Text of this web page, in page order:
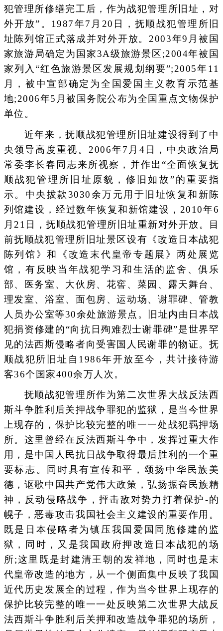
犯管理所修缮完工后，作为战犯管理所旧址，对
外开放”。1987年7月20日，抚顺战犯管理所旧
址陈列馆正式落成并对外开放。2003年9月被国
家旅游局确定为国家3A级旅游景区;2004年被国
家列入“红色旅游景区发展规划纲要”;2005年11
月，被中宣部确定为全国爱国主义教育示范基
地;2006年5月被国务院公布为全国重点文物保护
单位。
近年来，抚顺战犯管理所旧址建设得到了中
央领导高度重视。2006年7月4日，中央政治局
常委李长春同志来所视察，并作出“全面恢复抚
顺战犯管理所旧址原貌，修旧如故”的重要指
示。中央拔款3030余万元用于旧址恢复和新陈
列馆建设，经过数年恢复和新馆建设，2010年6
月21日，抚顺战犯管理所旧址重新对外开放。目
前抚顺战犯管理所旧址景区设有《改造日本战犯
陈列馆》和《改造末代皇帝专题展》两处展览
馆，有反映当年战犯学习和生活的监舍、俱乐
部、医务室、大伙房、花窖、菜园、露天舞台、
理发室、浴室、面包房、运动场、谢罪碑、管教
人员办公室等30余处旅游景点。旧址内由日本战
犯捐资修建的“向抗日殉难烈士谢罪碑”是世界罕
见的法西斯侵略者向受害国人民谢罪的物证。抚
顺战犯所旧址自1986年开放至今，共计接待游
客36个国家400余万人次。
抚顺战犯管理所作为第二次世界大战反法西
斯斗争胜利后关押战争罪犯的监狱，是当今世界
上现存的，保护比较完整的唯一一处战犯羁押场
所。这里曾经在反法西斯斗争中，发挥过重大作
用，是中国人民抗日战争取得最后胜利的一个重
要标志。同时具有宣传和平，颂扬中华民族美
德，讴歌中国共产党伟大政策，弘扬振奋民族精
神，反动侵略战争，抨击敌对势力打着保护-的
幌子，恶毒攻击我国社会主义建设的重要作用。
既是日本侵略者为镇压我国爱国同胞修建的监
狱，同时，又是我国政府押改造日本战犯的场
所;这里既是封建清王朝的发祥地，同时也是末
代皇帝改造的地方，从一个侧面集中反映了我国
近代历史发展全的过程，作为当今世界上现存的
保护比较完整的唯一一处反映第二次世界大战反
法西斯斗争胜利后关押和改造战争罪犯的场所，